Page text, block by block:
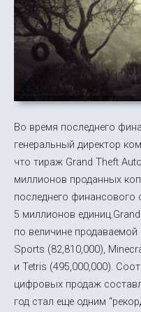
Во время последнего
генеральный директор
что тираж Grand Theft
миллионов проданных
последнего
5 миллионов
по величине продаваемой
Sports (82,810,000),
и Tetris (495,000,000).
цифровых продаж
год стал еще одним